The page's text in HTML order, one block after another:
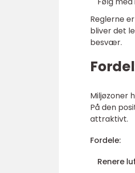
Reglerne
bliver det
besvær.
Miljøzoner
På den
attraktivt.
Fordele:
Renere